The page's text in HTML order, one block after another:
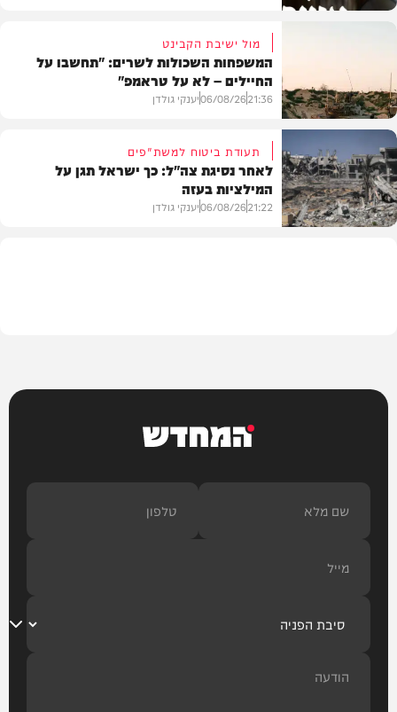
חדשות
צבא וביטחון
מול ישיבת הקבינט
המשפחות השכולות לשרים: "תחשבו על
החיילים – לא על טראמפ"
21:36
06/08/26יענקי גולדן
תעודת ביטוח למשת"פים
לאחר נסיגת צה"ל: כך ישראל תגן על
המילציות בעזה
21:22
06/08/26יענקי גולדן
המחדש